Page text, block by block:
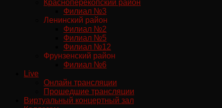
Красноперекопский район
Филиал №3
Ленинский район
Филиал №2
Филиал №5
Филиал №12
Фрунзенский район
Филиал №6
Live
Онлайн трансляции
Прошедшие трансляции
Виртуальный концертный зал